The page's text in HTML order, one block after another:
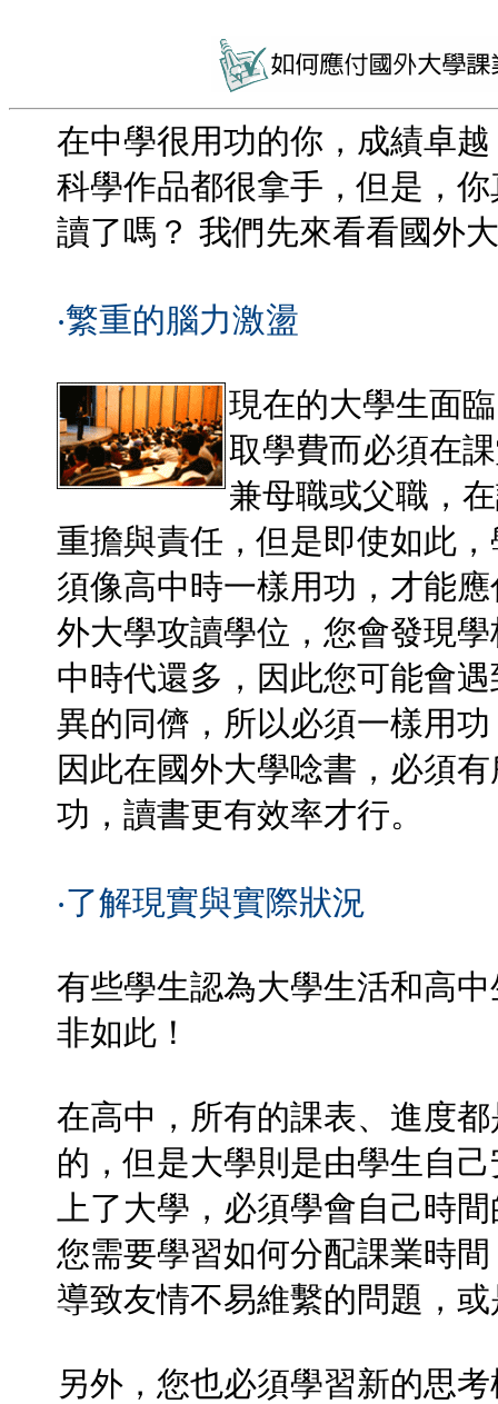
在中學很用功的你，成績卓
科學作品都很拿手，但是，
讀了嗎？ 我們先來看看國外
‧繁重的腦力激盪
現在的大學生面
取學費而必須在
兼母職或父職，
重擔與責任，但是即使如此
須像高中時一樣用功，才能
外大學攻讀學位，您會發現
中時代還多，因此您可能會
異的同儕，所以必須一樣用
因此在國外大學唸書，必須
功，讀書更有效率才行。
‧了解現實與實際狀況
有些學生認為大學生活和高
非如此！
在高中，所有的課表、進度
的，但是大學則是由學生自
上了大學，必須學會自己時
您需要學習如何分配課業時
導致友情不易維繫的問題，
另外，您也必須學習新的思